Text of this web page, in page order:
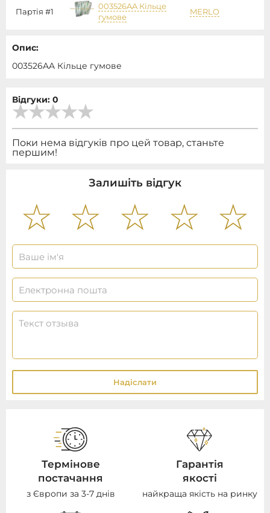
Партія #1
003526AA Кільце
гумове
MERLO
Опис:
003526AA Кільце гумове
Відгуки: 0
Поки нема відгуків про цей товар, станьте
першим!
Залишіть відгук
Надіслати
Термінове
постачання
з Європи за 3-7 днів
Гарантія
якості
найкраща якість на ринку